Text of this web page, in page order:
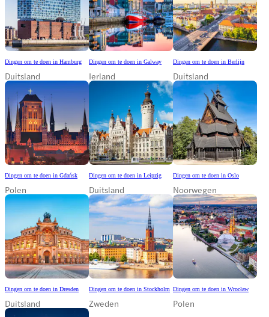
Dingen om te doen in Hamburg
Duitsland
Dingen om te doen in Galway
Ierland
Dingen om te doen in Berlijn
Duitsland
Dingen om te doen in Gdańsk
Polen
Dingen om te doen in Leipzig
Duitsland
Dingen om te doen in Oslo
Noorwegen
Dingen om te doen in Dresden
Duitsland
Dingen om te doen in Stockholm
Zweden
Dingen om te doen in Wrocław
Polen